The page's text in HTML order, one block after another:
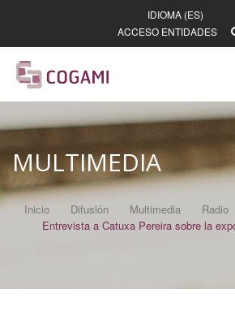
IDIOMA (ES)
ACCESO ENTIDADES
MULTIMEDIA
Inicio Difusión Multimedia
Radio
Entrevista a Catuxa Pereira sobre la